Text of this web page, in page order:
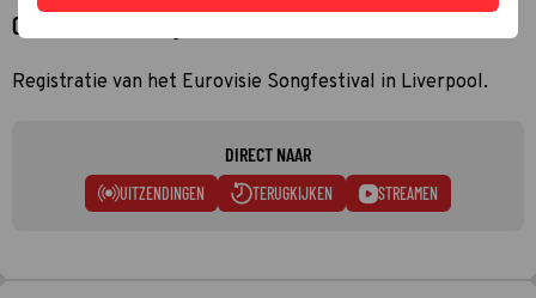
Over Eurovisie Songfestival 2023
Registratie van het Eurovisie Songfestival in Liverpool.
DIRECT NAAR
UITZENDINGEN TERUGKIJKEN STREAMEN